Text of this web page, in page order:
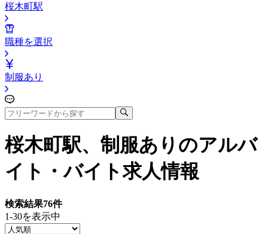
桜木町駅
職種を選択
制服あり
桜木町駅、制服あり のアルバ
イト・バイト求人情報
検索結果76件
1-30を表示中